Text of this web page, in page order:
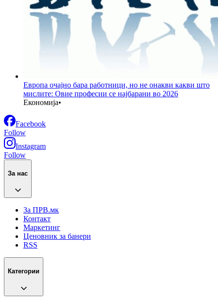
Европа очајно бара работници, но не онакви какви што
мислите: Овие професии се најбарани во 2026
Економија•
Facebook
Follow
Instagram
Follow
За нас
За ПРВ.мк
Контакт
Маркетинг
Ценовник за банери
RSS
Категории